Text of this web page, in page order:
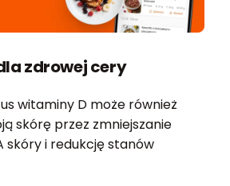
zdrowej cery
witaminy D może również
skórę przez zmniejszanie
skóry i redukcję stanów